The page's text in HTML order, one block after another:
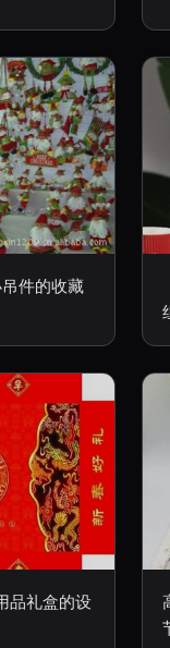
件的收藏
品礼盒的设